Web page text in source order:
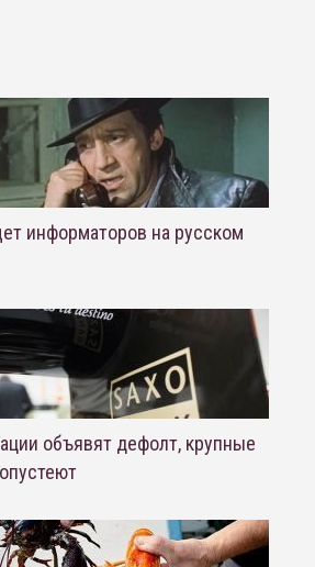
информаторов на русском
объявят дефолт, крупные